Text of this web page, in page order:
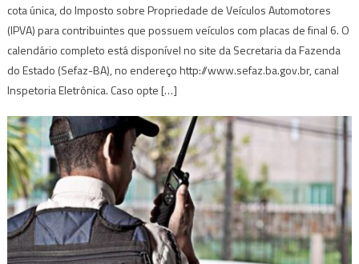
cota única, do Imposto sobre Propriedade de Veículos Automotores
(IPVA) para contribuintes que possuem veículos com placas de final 6. O
calendário completo está disponível no site da Secretaria da Fazenda
do Estado (Sefaz-BA), no endereço http://www.sefaz.ba.gov.br, canal
Inspetoria Eletrônica. Caso opte […]